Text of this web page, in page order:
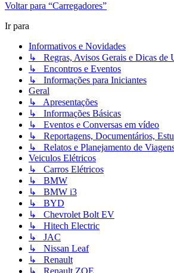
Voltar para “Carregadores”
Ir para
Informativos e Novidades
↳ Regras, Avisos Gerais e Dicas de
↳ Encontros e Eventos
↳ Informações para Iniciantes
Geral
↳ Apresentações
↳ Informações Básicas
↳ Eventos e Conversas em vídeo
↳ Reportagens, Documentários,
↳ Relatos e Planejamento de
Veiculos Elétricos
↳ Carros Elétricos
↳ BMW
↳ BMW i3
↳ BYD
↳ Chevrolet Bolt EV
↳ Hitech Electric
↳ JAC
↳ Nissan Leaf
↳ Renault